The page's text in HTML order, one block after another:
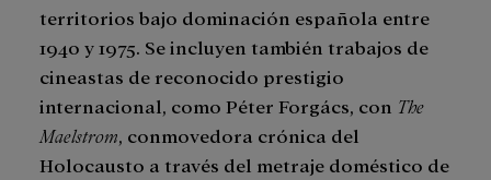
territorios bajo dominación española entre
1940 y 1975. Se incluyen también trabajos de
cineastas de reconocido prestigio
internacional, como Péter Forgács, con The
Maelstrom , conmovedora crónica del
Holocausto a través del metraje doméstico de